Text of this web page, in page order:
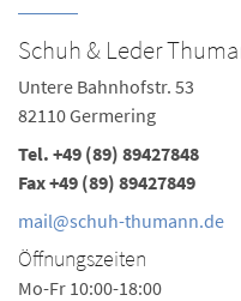
Schuh & Leder
Untere Bahnhofstr. 53
82110 Germering
Tel. +49 (89) 89427848
Fax +49 (89) 89427849
mail@schuh-thumann.de
Öffnungszeiten
Mo-Fr 10:00-18:00